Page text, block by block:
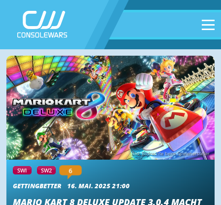
Bild: Bildrechte beim Spielehersteller
SWI SW2
6
GETTINGBETTER
16. MAI. 2025 21:00
MARIO KART 8 DELUXE UPDATE 3.0.4 MACHT